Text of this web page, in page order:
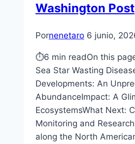
Washington Post
Pornenetaro 6 junio,
⏱6 min readOn this
Sea Star Wasting
Developments: An
AbundanceImpact: A
EcosystemsWhat Next:
Monitoring and
along the North